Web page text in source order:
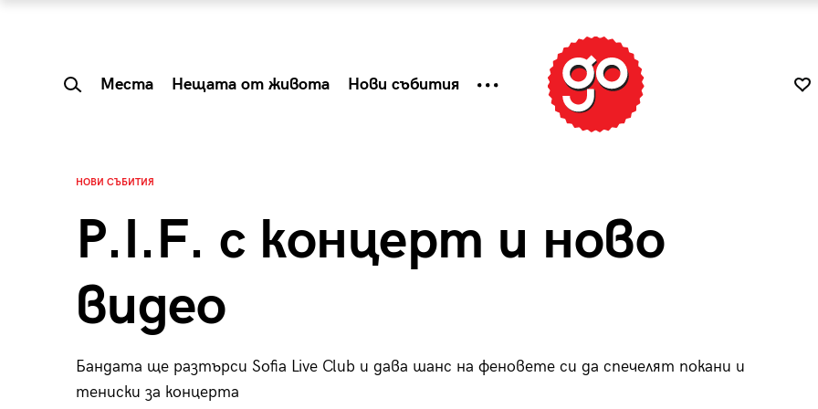
Места Нещата от живота Нови събития
НОВИ СЪБИТИЯ
P.I.F. с концерт и ново
видео
Бандата ще разтърси Sofia Live Club и дава шанс на феновете си да спечелят покани и
тениски за концерта
Summer Prelude: как
Tender is the Wine – Какво